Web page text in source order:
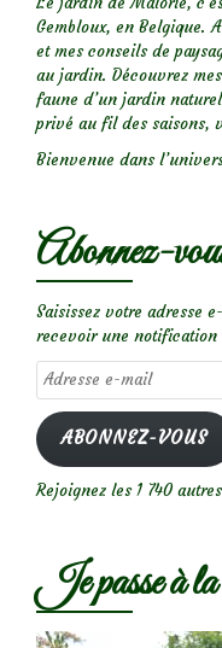
Gembloux, en Belgique.
et mes conseils de
au jardin. Découvrez
faune d’un jardin
privé au fil des saisons,
Bienvenue dans
Abonnez-
Saisissez votre adresse
recevoir une notification
Adresse
e-
mail
ABONNEZ-VOUS
Rejoignez les 1 740
Je passe à